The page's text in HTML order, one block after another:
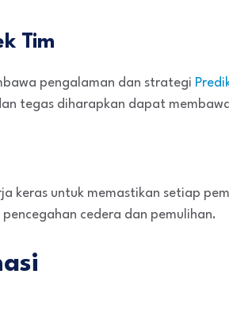
Tim
pengalaman dan strategi
tegas diharapkan dapat
keras untuk memastikan setiap
cedera dan pemulihan.